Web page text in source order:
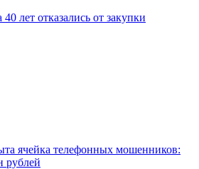
лет отказались от закупки
ячейка телефонных мошенников:
рублей